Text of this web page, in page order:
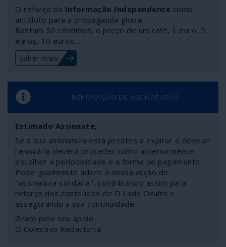
vindo a desenvolver-se. Para deitar a mão a um fascista
mercenário de “revoluções coloridas” às ordens de
Biden, Bruxelas & Cia o governo de Lukachenko acabou
por provocar a mobilização geral da parafernália
imperialista montada contra os “Estados párias” – e deu
ainda mais alento aos múltiplos canais da russofobia. É
intervencionismo da NATO contra a Rússia. A situação
das elites do chamado “mundo ocidental”, que entraram
em delírio sem se darem conta das rasteiras em que a
História as pode fazer cair. Enfim, um retrato
multifacetado do mundo de hoje.
O reforço da Informação Independente como
antídoto para a propaganda global.
Bastam 50 cêntimos, o preço de um café, 1 euro, 5
euros, 10 euros…
saber mais
RENOVAÇÃO DE ASSINATURAS
Estimado Assinante,
Se a sua assinatura está prestes a expirar e desejar
renová-la deverá proceder como anteriormente:
escolher a periodicidade e a forma de pagamento.
Pode igualmente aderir à nossa acção de
"assinatura solidária", contribuindo assim para
reforço dos conteúdos de O Lado Oculto e
assegurando a sua continuidade.
Grato pelo seu apoio
O Colectivo Redactorial